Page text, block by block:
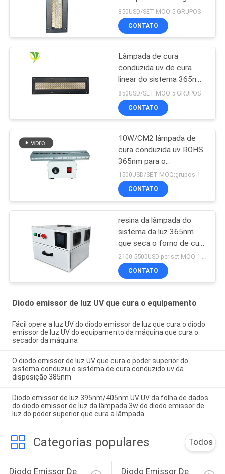
o sistema de cura UV do
diodo emissor de luz
refrigerar de água para a
deslocada
850USD/SET MOQ:5 GRUPOS
CONTATO
Lâmpada de cura
conduzida uv de cura
linear do sistema 365nm
395nm 405nm de
Shenzhen 1200w
850USD/SET MOQ:5 GRUPOS
CONTATO
10W/CM2 lâmpada de
cura conduzida uv ROHS
365nm para o
revestimento da resina
1500USD/SET MOQ:grupos 1
CONTATO
resina da lâmpada do
sistema da luz 365nm
que seca o forno de cura
conduzido uv da caixa
405nm
2100-5500USD per set MOQ:1 grupo
CONTATO
Diodo emissor de luz UV que cura o equipamento
Fácil opere a luz UV do diodo emissor de luz que cura o diodo
emissor de luz UV do equipamento da máquina que cura o
secador da máquina
O diodo emissor de luz UV que cura o poder superior do
sistema conduziu o sistema de cura conduzido uv da
disposição 385nm
Diodo emissor de luz 395nm/405nm UV UV da folha de dados
do diodo emissor de luz da lâmpada 3w do diodo emissor de
luz do poder superior que cura a lâmpada
Categorias populares Todos
Diodo Emissor De Diodo Emissor De